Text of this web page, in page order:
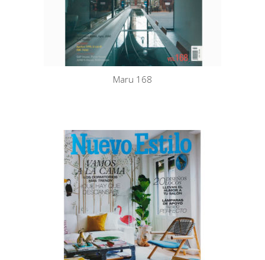
Maru 168